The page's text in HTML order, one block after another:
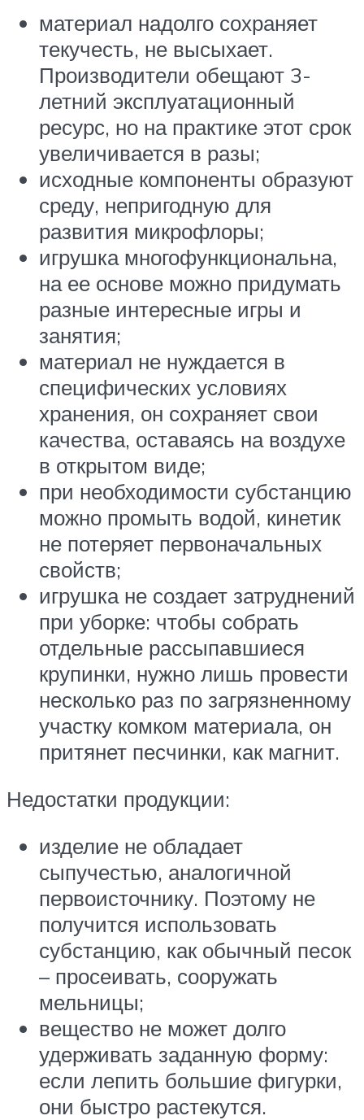
материал надолго сохраняет
текучесть, не высыхает.
Производители обещают 3-
летний эксплуатационный
ресурс, но на практике этот срок
увеличивается в разы;
исходные компоненты образуют
среду, непригодную для
развития микрофлоры;
игрушка многофункциональна,
на ее основе можно придумать
разные интересные игры и
занятия;
материал не нуждается в
специфических условиях
хранения, он сохраняет свои
качества, оставаясь на воздухе
в открытом виде;
при необходимости субстанцию
можно промыть водой, кинетик
не потеряет первоначальных
свойств;
игрушка не создает затруднений
при уборке: чтобы собрать
отдельные рассыпавшиеся
крупинки, нужно лишь провести
несколько раз по загрязненному
участку комком материала, он
притянет песчинки, как магнит.
Недостатки продукции:
изделие не обладает
сыпучестью, аналогичной
первоисточнику. Поэтому не
получится использовать
субстанцию, как обычный песок
– просеивать, сооружать
мельницы;
вещество не может долго
удерживать заданную форму:
если лепить большие фигурки,
они быстро растекутся.